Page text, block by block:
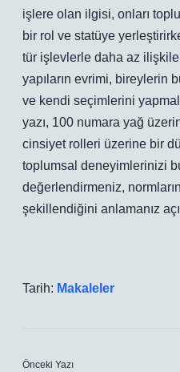
işlere olan ilgisi, onları
bir rol ve statüye
tür işlevlerle daha az
yapıların evrimi, bireylerin
ve kendi seçimlerini
yazı, 100 numara yağ
cinsiyet rolleri üzerine bir
toplumsal deneyimlerinizi
değerlendirmeniz,
şekillendiğini anlamanız
Tarih: Makaleler
Önceki Yazı